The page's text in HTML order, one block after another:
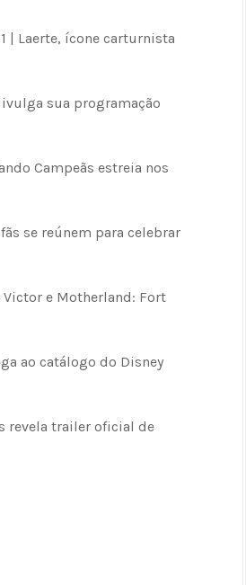
| Laerte, ícone carturnista
sua programação
Campeãs estreia nos
se reúnem para celebrar
Victor e Motherland: Fort
ao catálogo do Disney
revela trailer oficial de